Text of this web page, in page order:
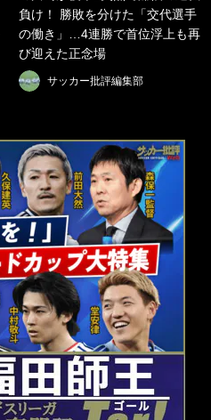
負け！ 勝敗を分けた「交代選手
の働き」…4連勝で首位浮上も再
び迎えた正念場
サッカー批評編集部